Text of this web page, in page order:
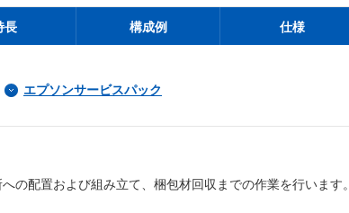
長 構成例 仕様
エプソンサービスパック
の配置および組み立て、梱包材回収までの作業を行います。